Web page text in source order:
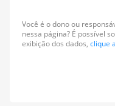
Você é o dono ou
nessa página? É possível
exibição dos dados, clique